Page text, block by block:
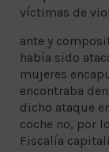
víctimas de
ante y
había sido
mujeres
encontraba
dicho ataque
coche no, por
Fiscalía